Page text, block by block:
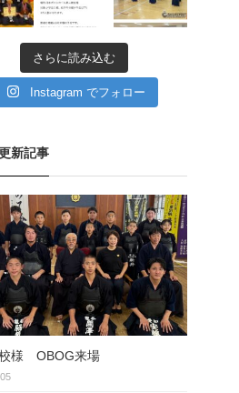
第80回愛知県中学校総合
体育大会・地区予選
第136回愛知県剣道道場連
盟研修会トーナメント戦
さらに読み込む
Instagram でフォロー
新記事
様 OBOG来場